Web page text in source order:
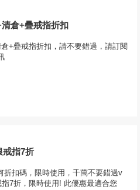
倉+疊戒指折扣
+疊戒指折扣，請不要錯過，請訂閱
戒指7折
折扣碼，限時使用，千萬不要錯過v
7折，限時使用! 此優惠最適合您